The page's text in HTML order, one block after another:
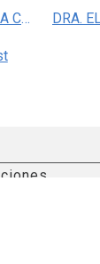
DRA. GABRIELA CAMARGO HERNANDEZ